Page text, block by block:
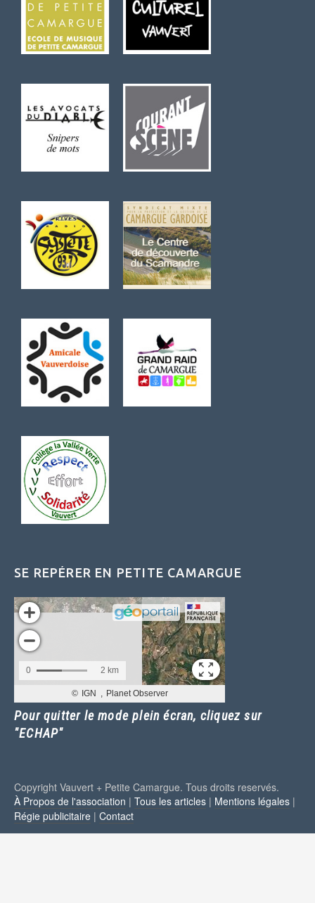
SE REPÉRER EN PETITE CAMARGUE
Pour quitter le mode plein écran, cliquez sur
"ECHAP"
Copyright Vauvert + Petite Camargue. Tous droits reservés.
À Propos de l'association | Tous les articles | Mentions légales |
Régie publicitaire | Contact